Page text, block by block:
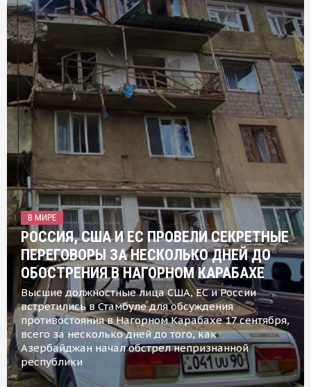
В МИРЕ
РОССИЯ, США И ЕС ПРОВЕЛИ СЕКРЕТНЫЕ
ПЕРЕГОВОРЫ ЗА НЕСКОЛЬКО ДНЕЙ ДО
ОБОСТРЕНИЯ В НАГОРНОМ КАРАБАХЕ
Высшие должностные лица США, ЕС и России
встретились в Стамбуле для обсуждения
противостояния в Нагорном Карабахе 17 сентября,
всего за несколько дней до того, как
Азербайджан начал обстрел непризнанной
республики